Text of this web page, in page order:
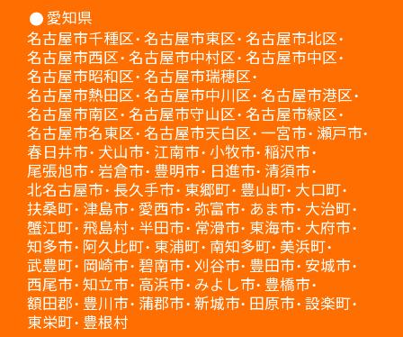
愛知県
名古屋市千種区 名古屋市東区 名古屋市北区
名古屋市西区 名古屋市中村区 名古屋市中区
名古屋市昭和区 名古屋市瑞穂区
名古屋市熱田区 名古屋市中川区 名古屋市港区
名古屋市南区 名古屋市守山区 名古屋市緑区
名古屋市名東区 名古屋市天白区 一宮市 瀬戸市
春日井市 犬山市 江南市 小牧市 稲沢市
尾張旭市 岩倉市 豊明市 日進市 清須市
北名古屋市 長久手市 東郷町 豊山町 大口町
扶桑町 津島市 愛西市 弥富市 あま市 大治町
蟹江町 飛島村 半田市 常滑市 東海市 大府市
知多市 阿久比町 東浦町 南知多町 美浜町
武豊町 岡崎市 碧南市 刈谷市 豊田市 安城市
西尾市 知立市 高浜市 みよし市 豊橋市
額田郡 豊川市 蒲郡市 新城市 田原市 設楽町
東栄町 豊根村